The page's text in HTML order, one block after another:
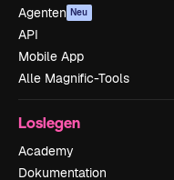
Agenten Neu
API
Mobile App
Alle Magnific-Tools
Loslegen
Academy
Dokumentation